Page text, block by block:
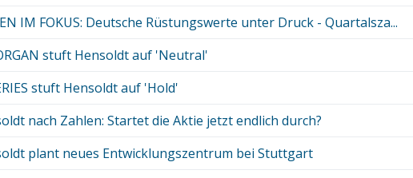
IM FOKUS: Deutsche Rüstungswerte unter Druck - Quartalsza...
stuft Hensoldt auf 'Neutral'
stuft Hensoldt auf 'Hold'
nach Zahlen: Startet die Aktie jetzt endlich durch?
plant neues Entwicklungszentrum bei Stuttgart